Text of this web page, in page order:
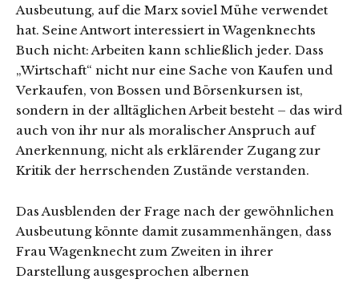
Ausbeutung, auf die Marx soviel Mühe verwendet
hat. Seine Antwort interessiert in Wagenknechts
Buch nicht: Arbeiten kann schließlich jeder. Dass
„Wirtschaft“ nicht nur eine Sache von Kaufen und
Verkaufen, von Bossen und Börsenkursen ist,
sondern in der alltäglichen Arbeit besteht – das wird
auch von ihr nur als moralischer Anspruch auf
Anerkennung, nicht als erklärender Zugang zur
Kritik der herrschenden Zustände verstanden.
Das Ausblenden der Frage nach der gewöhnlichen
Ausbeutung könnte damit zusammenhängen, dass
Frau Wagenknecht zum Zweiten in ihrer
Darstellung ausgesprochen albernen